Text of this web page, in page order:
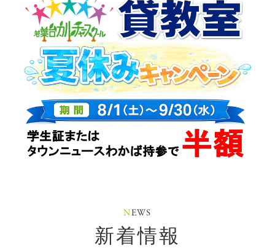
NEWS
新着情報